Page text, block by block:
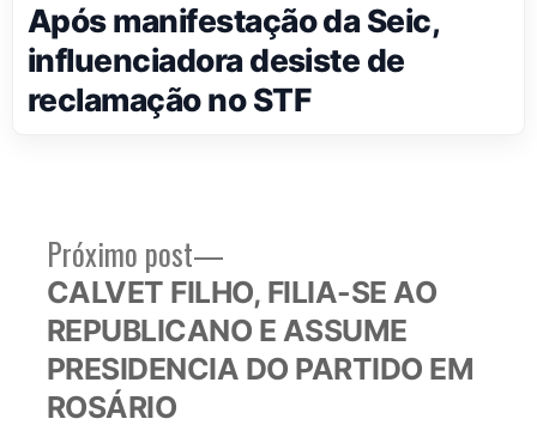
Após manifestação da Seic,
influenciadora desiste de
reclamação no STF
Navegação
de
Post
Próximo post
Próximo
post:
CALVET FILHO, FILIA-SE AO
REPUBLICANO E ASSUME
PRESIDENCIA DO PARTIDO EM
ROSÁRIO